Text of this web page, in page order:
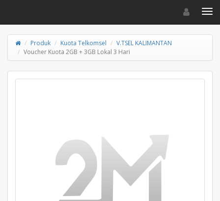
Toggle
Produk Kuota Telkomsel
V.TSEL KALIMANTAN
Voucher Kuota 2GB + 3GB Lokal 3 Hari